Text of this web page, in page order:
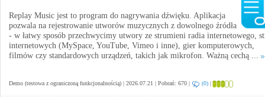
Replay Music jest to program do nagrywania dźwięku. Aplikacja
pozwala na rejestrowanie utworów muzycznych z dowolnego źródła
- w łatwy sposób przechwycimy utwory ze strumieni radia internetowego,
internetowych (MySpace, YouTube, Vimeo i inne), gier komputerowych,
filmów czy standardowych urządzeń, takich jak mikrofon. Ważną cechą ...
Demo (testowa z ograniczoną funkcjonalnością) | 2026.07.21 | Pobrań: 670 | (0) |